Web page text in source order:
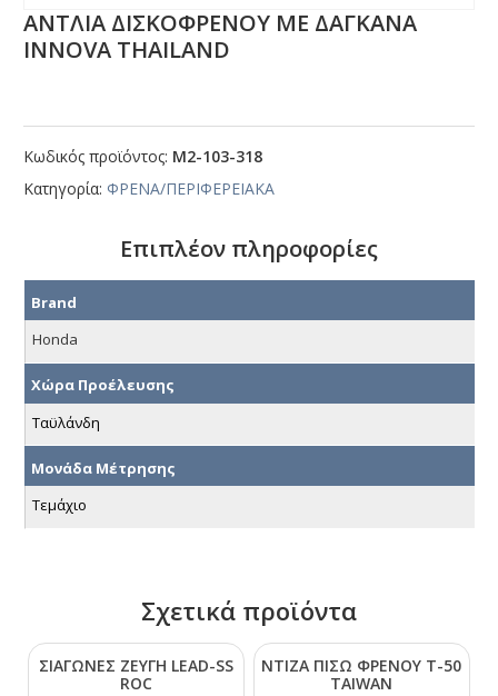
ΑΝΤΛΙΑ ΔΙΣΚΟΦΡΕΝΟΥ ΜΕ ΔΑΓΚΑΝΑ
ΙΝΝΟVΑ ΤΗΑΙLΑΝD
Κωδικός προϊόντος: Μ2-103-318
Κατηγορία: ΦΡΕΝΑ/ΠΕΡΙΦΕΡΕΙΑΚΑ
Επιπλέον πληροφορίες
Brand
Honda
Χώρα Προέλευσης
Ταϋλάνδη
Μονάδα Μέτρησης
Τεμάχιο
Σχετικά προϊόντα
ΣΙΑΓΩΝΕΣ ΖΕΥΓΗ LΕΑD-SS
RΟC
ΝΤΙΖΑ ΠΙΣΩ ΦΡΕΝΟΥ Τ-50
ΤΑΙWΑΝ